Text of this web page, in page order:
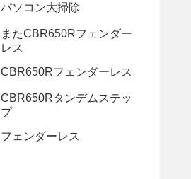
パソコン大掃除
またCBR650Rフェンダー
レス
CBR650Rフェンダーレス
CBR650Rタンデムステッ
プ
フェンダーレス